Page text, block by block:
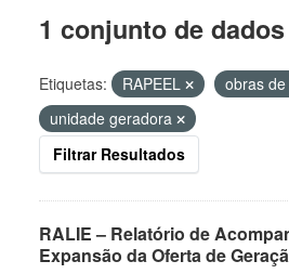
1 conjunto de
Etiquetas: RAPEEL
obras
unidade geradora
Filtrar Resultados
RALIE – Relatório de
Expansão da Oferta de